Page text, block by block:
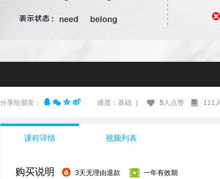
分享给朋友： 难度：基础 | 5人点赞 111
课程详情 视频列表
购买说明 3天无理由退款 一年有效期